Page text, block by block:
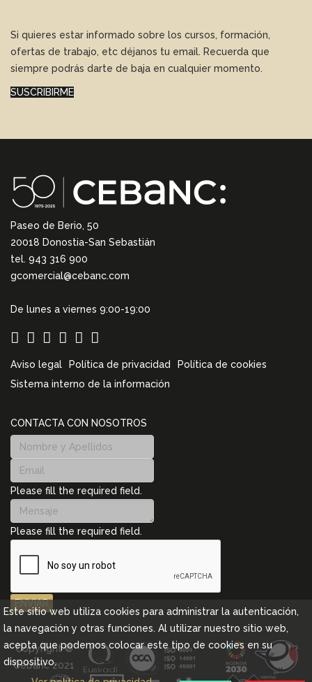
Si quieres estar informado sobre los cursos, formación,
ofertas de trabajo, etc déjanos tu email. Recuerda que
siempre podrás darte de baja en cualquier momento.
SUSCRIBIRME
Paseo de Berio, 50
20018 Donostia-San Sebastián
tel. 943 316 900
gcomercial@cebanc.com
De lunes a viernes 9:00-19:00
Aviso legal Política de privacidad
Política de cookies
Sistema interno de la información
CONTACTA CON NOSOTROS
Please fill the required field.
Please fill the required field.
ENVIAR
Copyright ©
Cebanc 2021
Este sitio web utiliza cookies para administrar la autenticación,
la navegación y otras funciones. Al utilizar nuestro sitio web,
acepta que podemos colocar este tipo de cookies en su
dispositivo.